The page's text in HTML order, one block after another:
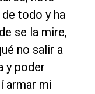
todo y ha
se la mire,
no salir a
y poder
armar mi